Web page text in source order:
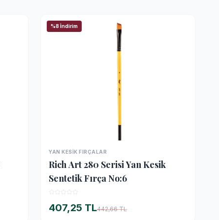
%8 İndirim
YAN KESIK FIRÇALAR
Rich Art 280 Serisi Yan Kesik
Sentetik Fırça No:6
407,25 TL442,66 TL